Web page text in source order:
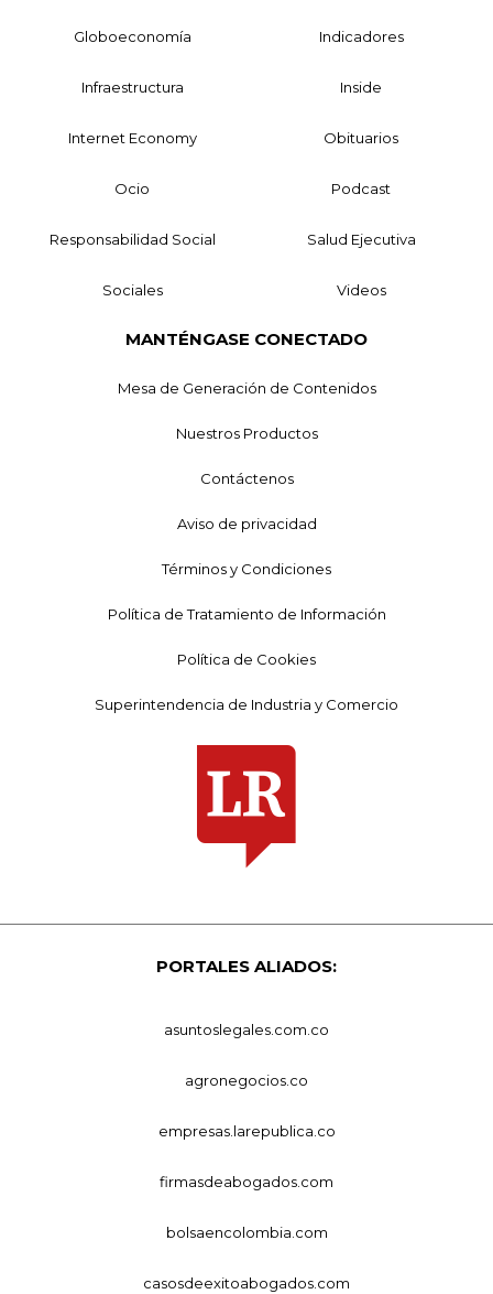
Globoeconomía Indicadores
Infraestructura Inside
Internet Economy Obituarios
Ocio Podcast
Responsabilidad Social Salud Ejecutiva
Sociales Videos
MANTÉNGASE CONECTADO
Mesa de Generación de Contenidos
Nuestros Productos
Contáctenos
Aviso de privacidad
Términos y Condiciones
Política de Tratamiento de Información
Política de Cookies
Superintendencia de Industria y Comercio
PORTALES ALIADOS:
asuntoslegales.com.co
agronegocios.co
empresas.larepublica.co
firmasdeabogados.com
bolsaencolombia.com
casosdeexitoabogados.com